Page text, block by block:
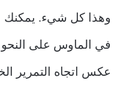
وهذا كل شيء. يمكنك
في الماوس على النحو
عكس اتجاه التمرير